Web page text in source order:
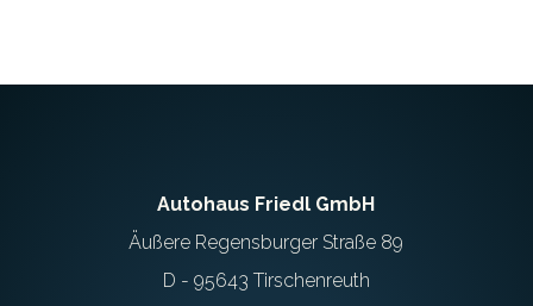
Autohaus Friedl GmbH
Äußere Regensburger Straße 89
D - 95643 Tirschenreuth